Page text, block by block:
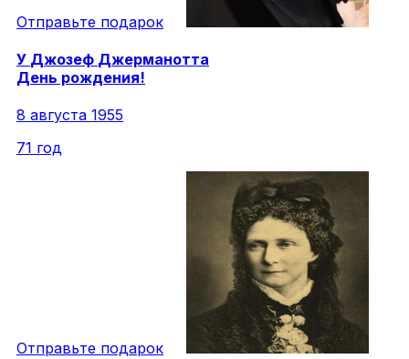
Отправьте подарок
У Джозеф Джерманотта
День рождения!
8 августа 1955
71 год
Отправьте подарок